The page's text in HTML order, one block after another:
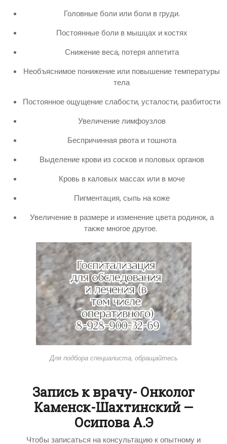
Головные боли или боли в груди.
Постоянные боли в мышцах и костях
Снижение веса, потеря аппетита
Необъяснимое понижение или повышение температуры
тела
Постоянное ощущение слабости, усталости, разбитости
Увеличение лимфоузлов
Беспричинная рвота и тошнота
Выделение крови из сосков и половых органов
Кровь в каловых массах или в моче
Пигментация, сыпь на коже
Увеличение в размере и изменение цвета родинок, а
также многое другое.
Для подбора специалиста, обращайтесь
Запись к врачу- Онколог
Каменск-Шахтинский —
Осипова А.Э
Чтобы записаться на консультацию к опытному и